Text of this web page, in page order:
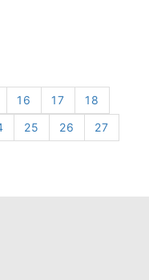
16 17
18
25 26
27